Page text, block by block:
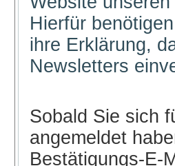
Hierfür
ihre Erklärung,
Newsletters
Sobald Sie sich
angemeldet
Bestätigungs-E-